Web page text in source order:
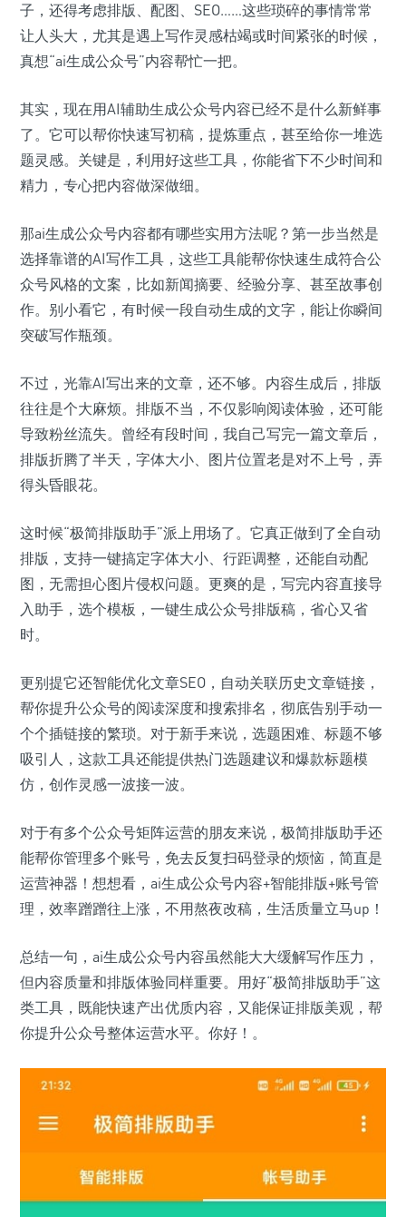
子，还得考虑排版、配图、SEO……这些琐碎的事情常常
让人头大，尤其是遇上写作灵感枯竭或时间紧张的时候，
真想“ai生成公众号”内容帮忙一把。
其实，现在用AI辅助生成公众号内容已经不是什么新鲜事
了。它可以帮你快速写初稿，提炼重点，甚至给你一堆选
题灵感。关键是，利用好这些工具，你能省下不少时间和
精力，专心把内容做深做细。
那ai生成公众号内容都有哪些实用方法呢？第一步当然是
选择靠谱的AI写作工具，这些工具能帮你快速生成符合公
众号风格的文案，比如新闻摘要、经验分享、甚至故事创
作。别小看它，有时候一段自动生成的文字，能让你瞬间
突破写作瓶颈。
不过，光靠AI写出来的文章，还不够。内容生成后，排版
往往是个大麻烦。排版不当，不仅影响阅读体验，还可能
导致粉丝流失。曾经有段时间，我自己写完一篇文章后，
排版折腾了半天，字体大小、图片位置老是对不上号，弄
得头昏眼花。
这时候“极简排版助手”派上用场了。它真正做到了全自动
排版，支持一键搞定字体大小、行距调整，还能自动配
图，无需担心图片侵权问题。更爽的是，写完内容直接导
入助手，选个模板，一键生成公众号排版稿，省心又省
时。
更别提它还智能优化文章SEO，自动关联历史文章链接，
帮你提升公众号的阅读深度和搜索排名，彻底告别手动一
个个插链接的繁琐。对于新手来说，选题困难、标题不够
吸引人，这款工具还能提供热门选题建议和爆款标题模
仿，创作灵感一波接一波。
对于有多个公众号矩阵运营的朋友来说，极简排版助手还
能帮你管理多个账号，免去反复扫码登录的烦恼，简直是
运营神器！想想看，ai生成公众号内容+智能排版+账号管
理，效率蹭蹭往上涨，不用熬夜改稿，生活质量立马up！
总结一句，ai生成公众号内容虽然能大大缓解写作压力，
但内容质量和排版体验同样重要。用好“极简排版助手”这
类工具，既能快速产出优质内容，又能保证排版美观，帮
你提升公众号整体运营水平。你好！。